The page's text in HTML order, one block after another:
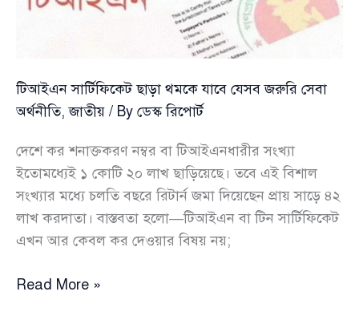
প্রস্তুতি
টিআইএন সার্টিফিকেট ছাড়া থমকে যাবে যেসব জরুরি সেবা
অর্থনীতি,জাতীয় / By ডেস্ক রিপোর্ট
দেশে কর শনাক্তকরণ নম্বর বা টিআইএনধারীর সংখ্যা
ইতোমধ্যেই ১ কোটি ২০ লাখ ছাড়িয়েছে। তবে এই বিশাল
সংখ্যার মধ্যে চলতি বছরে রিটার্ন জমা দিয়েছেন প্রায় সাড়ে ৪২
লাখ করদাতা। বাস্তবতা হলো—টিআইএন বা টিন সার্টিফিকেট
এখন আর কেবল কর দেওয়ার বিষয় নয়;
টিআইএন
Read More »